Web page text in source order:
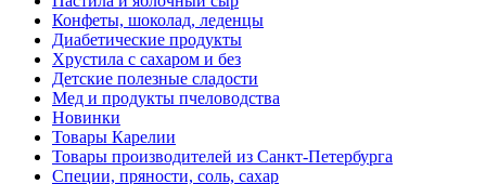
Конфеты, шоколад, леденцы
Диабетические продукты
Хрустила с сахаром и без
Детские полезные сладости
Мед и продукты пчеловодства
Новинки
Товары Карелии
Товары производителей из Санкт-Петербурга
Специи, пряности, соль, сахар